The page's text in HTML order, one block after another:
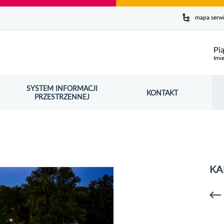
mapa
SYSTEM INFORMACJI
PRZESTRZENNEJ
OTWORZY SIĘ W NOWYM OKNIE KONTAKT